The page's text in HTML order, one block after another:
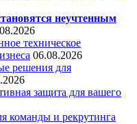
неучтенным
техническое
06.08.2026
решения для
защита для вашего
команды и рекрутинга